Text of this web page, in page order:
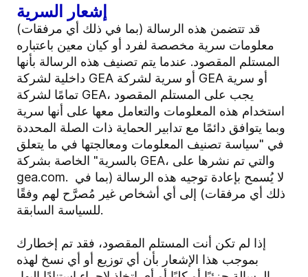
إشعار السرية
قد تتضمن هذه الرسالة (بما في ذلك أي مرفقات)
معلومات سرية مخصصة لفرد أو كيان معين باعتباره
المستلم المقصود. عندما يتم تصنيف هذه الرسالة بأنها
داخلية لشركة GEA أو سرية لشركة GEA أو سرية
تمامًا لشركة GEA، يجب على المستلم المقصود
استخدام هذه المعلومات والتعامل معها على أنها سرية
وبما يتوافق دائمًا مع تدابير الحماية ذات الصلة المحددة
في "سياسة تصنيف المعلومات ومعالجتها في ما يتعلق
بالسرية" الخاصة بشركة GEA، والتي تم نشرها على
gea.com. لا يُسمح بإعادة توجيه هذه الرسالة (بما في
ذلك أي مرفقات) إلى أي أشخاص غير مُصرَّح لهم وفقًا
للسياسة السابقة.
إذا لم تكن أنت المستلم المقصود، فقد تم إخطارك
بموجب هذا الإشعار بأن أي توزيع أو أي نسخ لهذه